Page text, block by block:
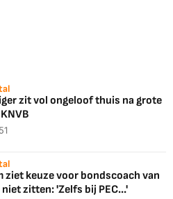
zit vol ongeloof thuis na grote
ziet keuze voor bondscoach van
zitten: 'Zelfs bij PEC...'